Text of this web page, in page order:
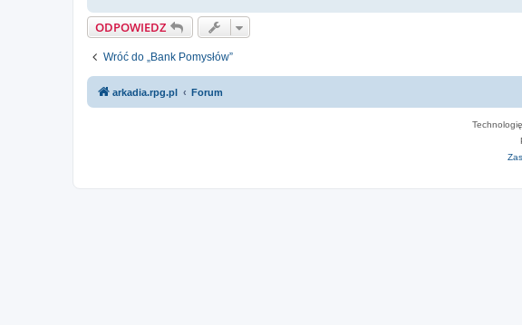
ODPOWIEDZ
Wróć do „Bank Pomysłów”
arkadia.rpg.pl Forum